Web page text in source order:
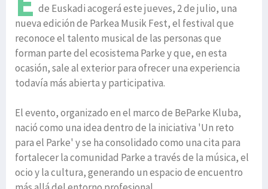
de Euskadi acogerá este jueves, 2 de julio, una
nueva edición de Parkea Musik Fest, el festival que
reconoce el talento musical de las personas que
forman parte del ecosistema Parke y que, en esta
ocasión, sale al exterior para ofrecer una experiencia
todavía más abierta y participativa.
El evento, organizado en el marco de BeParke Kluba,
nació como una idea dentro de la iniciativa 'Un reto
para el Parke' y se ha consolidado como una cita para
fortalecer la comunidad Parke a través de la música, el
ocio y la cultura, generando un espacio de encuentro